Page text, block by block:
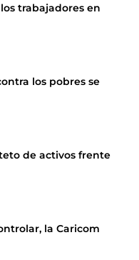
trabajadores en
los pobres se
de activos frente
la Caricom